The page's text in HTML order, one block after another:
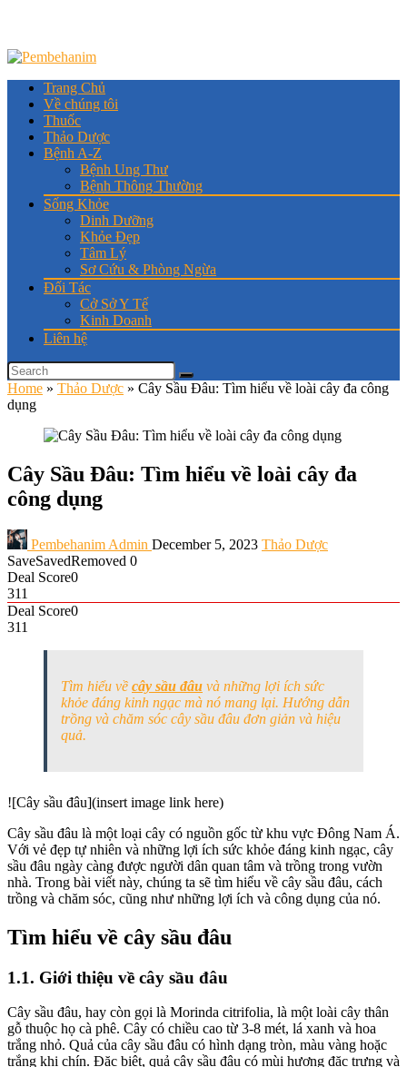
Trang Chủ
Về chúng tôi
Thuốc
Thảo Dược
Bệnh A-Z
Bệnh Ung Thư
Bệnh Thông Thường
Sống Khỏe
Dinh Dưỡng
Khỏe Đẹp
Tâm Lý
Sơ Cứu & Phòng Ngừa
Đối Tác
Cở Sở Y Tế
Kinh Doanh
Liên hệ
Home » Thảo Dược » Cây Sầu Đâu: Tìm hiểu về loài cây đa công
dụng
Cây Sầu Đâu: Tìm hiểu về loài cây đa
công dụng
Pembehanim Admin December 5, 2023 Thảo Dược
SaveSavedRemoved 0
Deal Score0
311
Deal Score0
311
Tìm hiểu về cây sầu đâu và những lợi ích sức
khỏe đáng kinh ngạc mà nó mang lại. Hướng dẫn
trồng và chăm sóc cây sầu đâu đơn giản và hiệu
quả.
![Cây sầu đâu](insert image link here)
Cây sầu đâu là một loại cây có nguồn gốc từ khu vực Đông Nam Á.
Với vẻ đẹp tự nhiên và những lợi ích sức khỏe đáng kinh ngạc, cây
sầu đâu ngày càng được người dân quan tâm và trồng trong vườn
nhà. Trong bài viết này, chúng ta sẽ tìm hiểu về cây sầu đâu, cách
trồng và chăm sóc, cũng như những lợi ích và công dụng của nó.
Tìm hiểu về cây sầu đâu
1.1. Giới thiệu về cây sầu đâu
Cây sầu đâu, hay còn gọi là Morinda citrifolia, là một loài cây thân
gỗ thuộc họ cà phê. Cây có chiều cao từ 3-8 mét, lá xanh và hoa
trắng nhỏ. Quả của cây sầu đâu có hình dạng tròn, màu vàng hoặc
trắng khi chín. Đặc biệt, quả cây sầu đâu có mùi hương đặc trưng và